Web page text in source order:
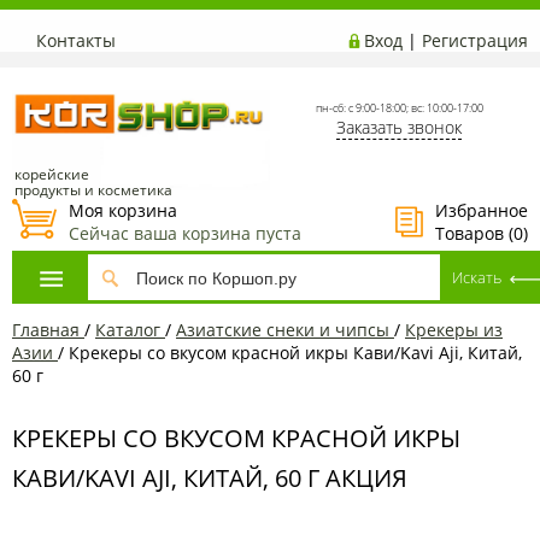
Контакты Вход | Регистрация
корейские
продукты и косметика
пн-сб: с 9:00-18:00; вс: 10:00-17:00
Заказать звонок
Избранное
Товаров (0)
Моя корзина
Сейчас ваша корзина пуста
Главная / Каталог / Азиатские снеки и чипсы / Крекеры из
Азии / Крекеры со вкусом красной икры Кави/Kavi Aji, Китай,
60 г
КРЕКЕРЫ СО ВКУСОМ КРАСНОЙ ИКРЫ
КАВИ/KAVI AJI, КИТАЙ, 60 Г АКЦИЯ